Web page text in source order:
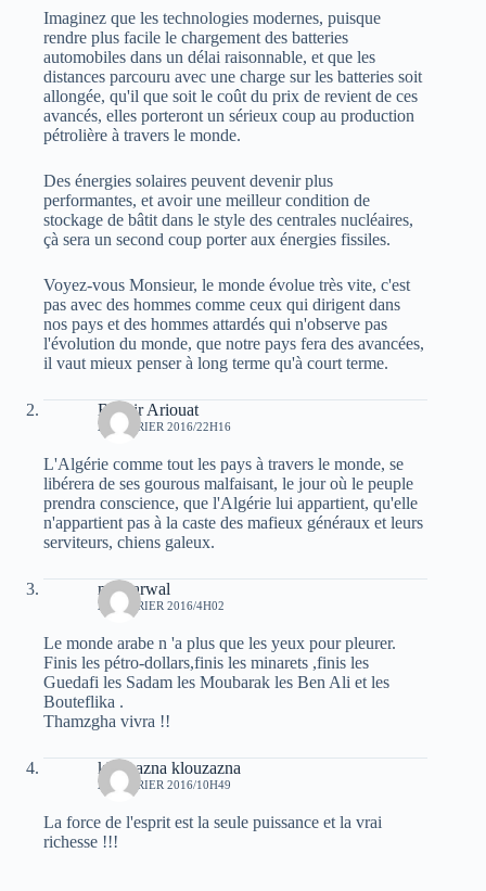
Imaginez que les technologies modernes, puisque
rendre plus facile le chargement des batteries
automobiles dans un délai raisonnable, et que les
distances parcouru avec une charge sur les batteries soit
allongée, qu'il que soit le coût du prix de revient de ces
avancés, elles porteront un sérieux coup au production
pétrolière à travers le monde.
Des énergies solaires peuvent devenir plus
performantes, et avoir une meilleur condition de
stockage de bâtit dans le style des centrales nucléaires,
çà sera un second coup porter aux énergies fissiles.
Voyez-vous Monsieur, le monde évolue très vite, c'est
pas avec des hommes comme ceux qui dirigent dans
nos pays et des hommes attardés qui n'observe pas
l'évolution du monde, que notre pays fera des avancées,
il vaut mieux penser à long terme qu'à court terme.
Bachir Ariouat
23 FÉVRIER 2016/22H16
L'Algérie comme tout les pays à travers le monde, se
libérera de ses gourous malfaisant, le jour où le peuple
prendra conscience, que l'Algérie lui appartient, qu'elle
n'appartient pas à la caste des mafieux généraux et leurs
serviteurs, chiens galeux.
moh arwal
24 FÉVRIER 2016/4H02
Le monde arabe n 'a plus que les yeux pour pleurer.
Finis les pétro-dollars,finis les minarets ,finis les
Guedafi les Sadam les Moubarak les Ben Ali et les
Bouteflika .
Thamzgha vivra !!
klouzazna klouzazna
25 FÉVRIER 2016/10H49
La force de l'esprit est la seule puissance et la vrai
richesse !!!